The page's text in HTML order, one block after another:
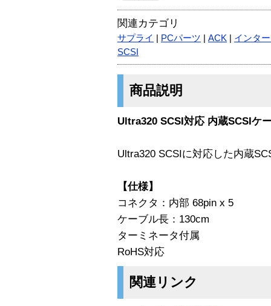
関連カテゴリ
サプライ PCパーツ ACK
インタ
SCSI
商品説明
Ultra320 SCSI対応 内蔵SCSIケ
Ultra320 SCSIに対応した内蔵
【仕様】
コネクタ：内部 68pin x 5
ケーブル長：130cm
ターミネータ付属
RoHS対応
関連リンク